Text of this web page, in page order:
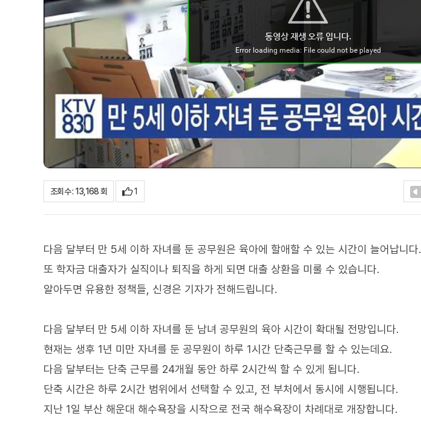
조회수 : 13,168 회 1
다음 달부터 만 5세 이하 자녀를 둔 공무원은 육아에 할애할 수 있는 시간이 늘어납니다.
또 학자금 대출자가 실직이나 퇴직을 하게 되면 대출 상환을 미룰 수 있습니다.
알아두면 유용한 정책들, 신경은 기자가 전해드립니다.
다음 달부터 만 5세 이하 자녀를 둔 남녀 공무원의 육아 시간이 확대될 전망입니다.
현재는 생후 1년 미만 자녀를 둔 공무원이 하루 1시간 단축근무를 할 수 있는데요.
다음 달부터는 단축 근무를 24개월 동안 하루 2시간씩 할 수 있게 됩니다.
단축 시간은 하루 2시간 범위에서 선택할 수 있고, 전 부처에서 동시에 시행됩니다.
지난 1일 부산 해운대 해수욕장을 시작으로 전국 해수욕장이 차례대로 개장합니다.